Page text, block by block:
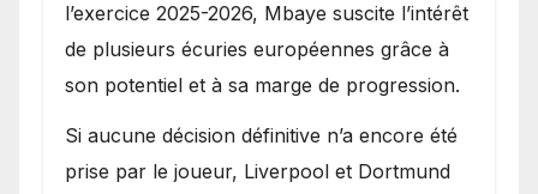
l’exercice 2025-2026, Mbaye suscite l’intérêt
de plusieurs écuries européennes grâce à
son potentiel et à sa marge de progression.
Si aucune décision définitive n’a encore été
prise par le joueur, Liverpool et Dortmund